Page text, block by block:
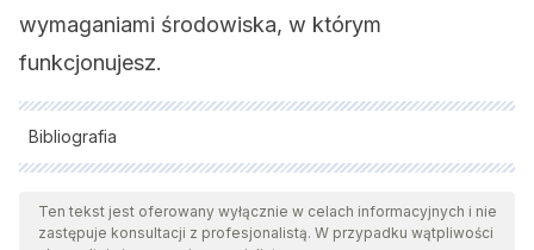
wymaganiami środowiska, w którym
funkcjonujesz.
Bibliografia
Wszystkie cytowane źródła zostały gruntownie
przeanalizowane przez nasz zespół w celu zapewnienia ich
jakości, wiarygodności, aktualności i ważności. Bibliografia
Ten tekst jest oferowany wyłącznie w celach informacyjnych i nie
zastępuje konsultacji z profesjonalistą. W przypadku wątpliwości